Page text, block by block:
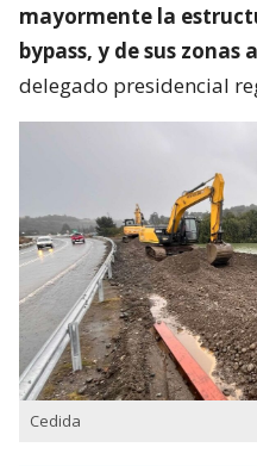
mayormente la
bypass, y de sus zonas
delegado presidencial
Cedida